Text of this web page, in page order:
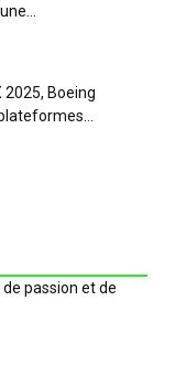
2025, Boeing
passion et de